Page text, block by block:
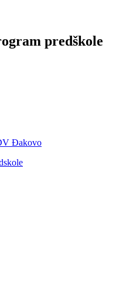
predškole
Đakovo